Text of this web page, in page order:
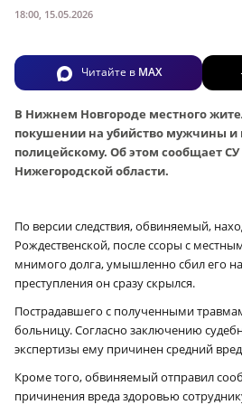
18:00, 15.05.2026
Читайте в MAX
В Нижнем Новгороде местного
покушении на убийство мужчины и
полицейскому. Об этом сообщает СУ
Нижегородской области.
По версии следствия, обвиняемый,
Рождественской, после ссоры с
мнимого долга, умышленно сбил его
преступления он сразу скрылся.
Пострадавшего с полученными
больницу. Согласно заключению
экспертизы ему причинен средний
Кроме того, обвиняемый отправил
причинения вреда здоровью